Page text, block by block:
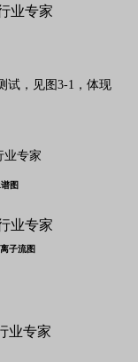
试，见图3-1，体现
图
子流图